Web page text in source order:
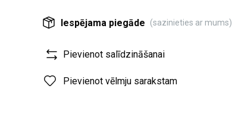
Iespējama piegāde (sazinieties ar mums)
Pievienot salīdzināšanai
Pievienot vēlmju sarakstam